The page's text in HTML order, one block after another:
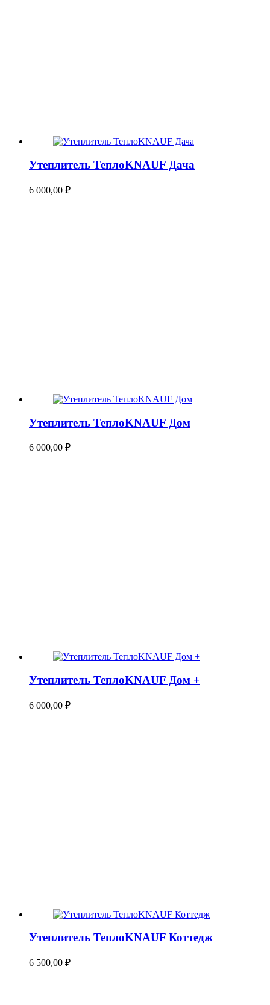
Утеплитель ТеплоKNAUF Дача
6 000,00 ₽
Утеплитель ТеплоKNAUF Дом
6 000,00 ₽
Утеплитель ТеплоKNAUF Дом +
6 000,00 ₽
Утеплитель ТеплоKNAUF Коттедж
6 500,00 ₽